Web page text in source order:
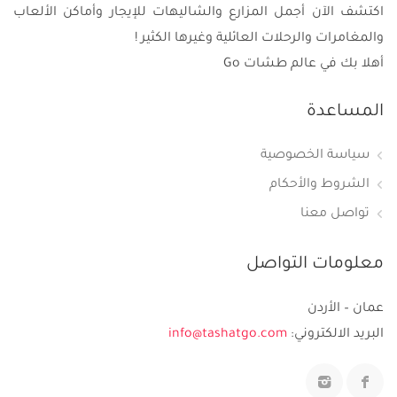
اكتشف الآن أجمل المزارع والشاليهات للإيجار وأماكن الألعاب
والمغامرات والرحلات العائلية وغيرها الكثير !
أهلا بك في عالم طشات Go
المساعدة
سياسة الخصوصية
الشروط والأحكام
تواصل معنا
معلومات التواصل
عمان – الأردن
البريد الالكتروني: info@tashatgo.com